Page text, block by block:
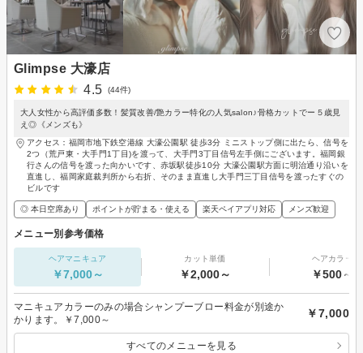
Glimpse 大濠店
4.5
(44件)
大人女性から高評価多数！髪質改善/艶カラー特化の人気salon♪骨格カットでー５歳見
え◎《メンズも》
アクセス：福岡市地下鉄空港線 大濠公園駅 徒歩3分 ミニストップ側に出たら、信号を
2つ（荒戸東・大手門1丁目)を渡って、大手門3丁目信号左手側にございます。福岡銀
行さんの信号を渡った向かいです、赤坂駅徒歩10分 大濠公園駅方面に明治通り沿いを
直進し、福岡家庭裁判所から右折、そのまま直進し大手門三丁目信号を渡ったすぐの
ビルです
◎ 本日空席あり ポイントが貯まる・使える 楽天ペイアプリ対応 メンズ歓迎
メニュー別参考価格
ヘアマニキュア
￥7,000～
カット単価
￥2,000～
ヘアカラー
￥500～
マニキュアカラーのみの場合シャンプーブロー料金が別途か
かります。￥7,000～
￥7,000
すべてのメニューを見る